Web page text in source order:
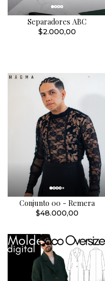
Separadores ABC
$2.000,00
Conjunto 00 - Remera
$48.000,00